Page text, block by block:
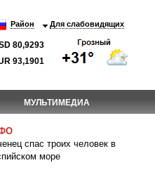
Район Для слабовидящих
80,9293
93,1901
МУЛЬТИМЕДИА
спас троих человек в
море